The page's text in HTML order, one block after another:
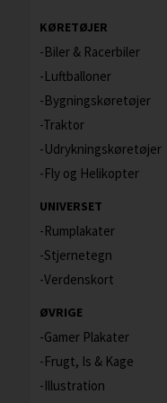
KØRETØJER
Biler & Racerbiler
Luftballoner
Bygningskøretøjer
Traktor
Udrykningskøretøjer
Fly og Helikopter
UNIVERSET
Rumplakater
Stjernetegn
Verdenskort
ØVRIGE
Gamer Plakater
Frugt, Is & Kage
Illustration